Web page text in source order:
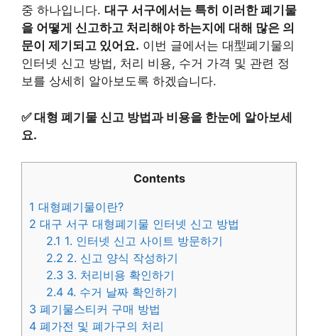
중 하나입니다. 대구 서구에서는 특히 이러한 폐기물
을 어떻게 신고하고 처리해야 하는지에 대해 많은 의
문이 제기되고 있어요. 이번 글에서는 대型폐기물의
인터넷 신고 방법, 처리 비용, 수거 가격 및 관련 정
보를 상세히 알아보도록 하겠습니다.
✅대형 폐기물 신고 방법과 비용을 한눈에 알아보세
요.
Contents
1 대형폐기물이란?
2 대구 서구 대형폐기물 인터넷 신고 방법
2.1 1. 인터넷 신고 사이트 방문하기
2.2 2. 신고 양식 작성하기
2.3 3. 처리비용 확인하기
2.4 4. 수거 날짜 확인하기
3 폐기물스티커 구매 방법
4 폐가전 및 폐가구의 처리